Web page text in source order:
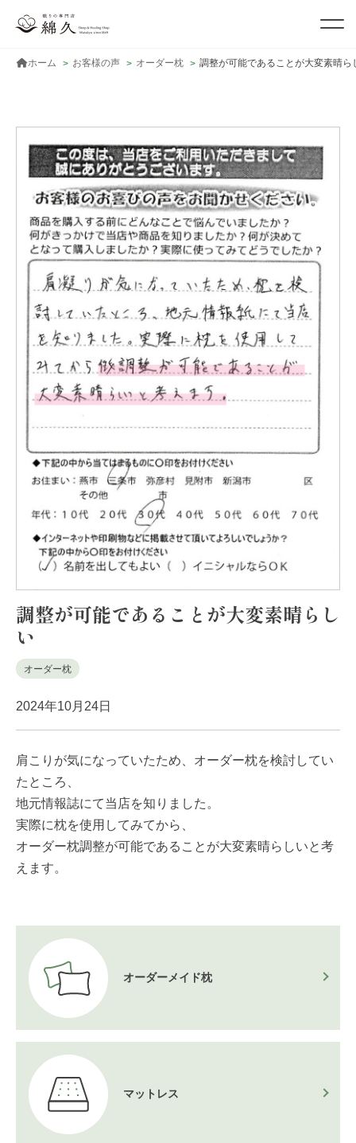
ホーム お客様の声 オーダー枕 調整が可能であることが大変素晴ら
調整が可能であることが大変素晴らし
い
オーダー枕
2024年10月24日
肩こりが気になっていたため、オーダー枕を検討してい
たところ、
地元情報誌にて当店を知りました。
実際に枕を使用してみてから、
オーダー枕調整が可能であることが大変素晴らしいと考
えます。
オーダーメイド枕
マットレス